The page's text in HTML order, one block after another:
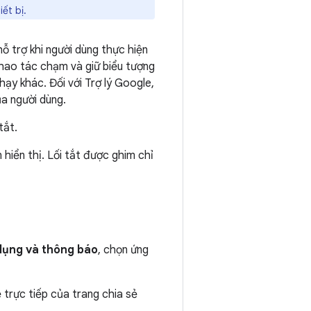
bị.
trợ khi người dùng thực hiện
tác chạm và giữ biểu tượng
khác. Đối với Trợ lý Google,
người dùng.
hiển thị. Lối tắt được ghim chỉ
và thông báo, chọn ứng
trực tiếp của trang chia sẻ